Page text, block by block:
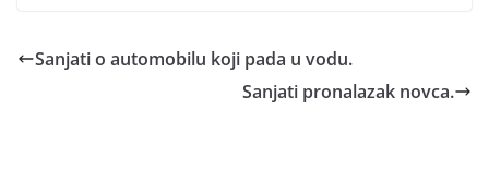
Sanjati o automobilu koji pada u vodu.
Sanjati pronalazak novca.